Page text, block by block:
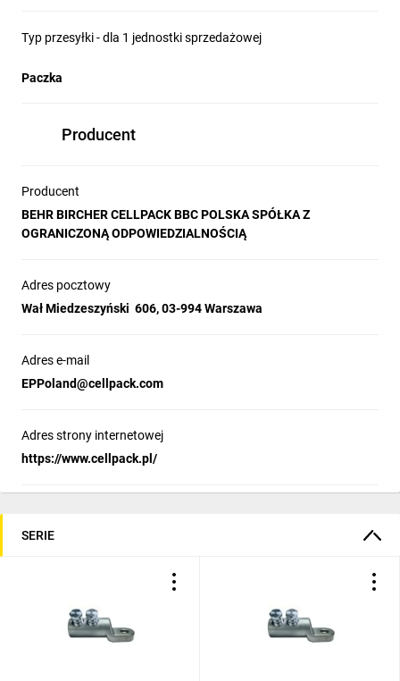
Typ przesyłki - dla 1 jednostki sprzedażowej
Paczka
Producent
Producent
BEHR BIRCHER CELLPACK BBC POLSKA SPÓŁKA Z
OGRANICZONĄ ODPOWIEDZIALNOŚCIĄ
Adres pocztowy
Wał Miedzeszyński 606, 03-994 Warszawa
Adres e-mail
EPPoland@cellpack.com
Adres strony internetowej
https://www.cellpack.pl/
SERIE